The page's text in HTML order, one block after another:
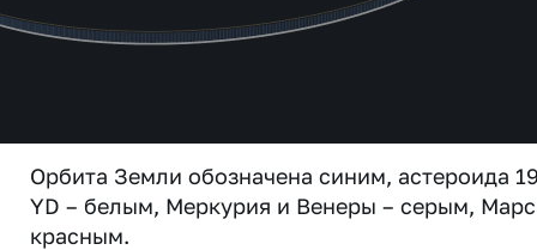
Орбита Земли обозначена синим, астероида
YD – белым, Меркурия и Венеры – серым,
красным.